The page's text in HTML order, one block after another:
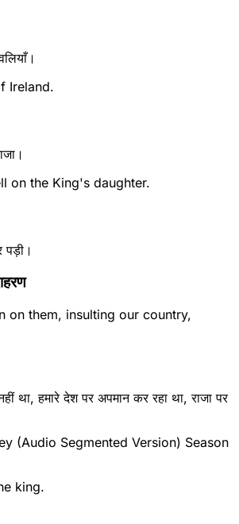
Ireland.
on the King's daughter.
पड़ी।
on them, insulting our country,
था, हमारे देश पर अपमान कर रहा था, राजा पर
(Audio Segmented Version) Season
king.